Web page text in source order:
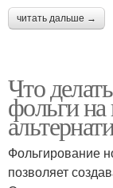
читать дальше →
Что
фольги
Фольгирование
позволяет